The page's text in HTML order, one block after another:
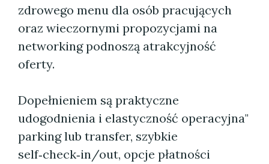
zdrowego menu dla osób pracujących
oraz wieczornymi propozycjami na
networking podnoszą atrakcyjność
oferty.
Dopełnieniem są praktyczne
udogodnienia i elastyczność operacyjna"
parking lub transfer, szybkie
self‑check‑in/out, opcje płatności